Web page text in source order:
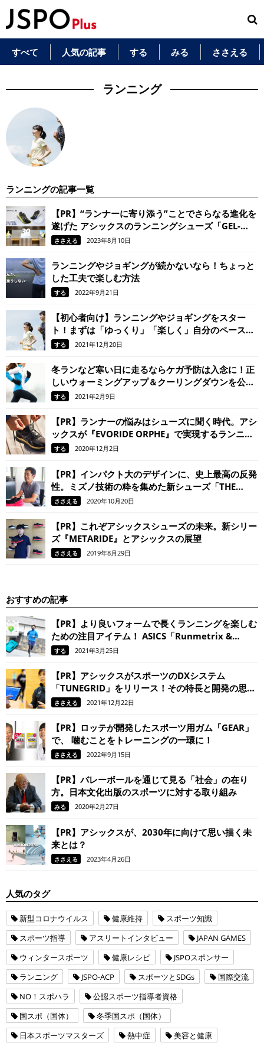
すべて 人気の記事 する みる ささえる
ランニング
ランニングの記事一覧
【PR】“ランナーに寄り添う”ことでさらなる進化を
遂げた アシックスのランニングシューズ「GEL-
KAYANO 30」。 履けばきっと、走るのがもっと楽
ささえる 2023年8月10日
ランニングやジョギングが続かないなら！ちょっと
した工夫で楽しむ方法
する 2022年9月21日
【初心者向け】ランニングやジョギングをスター
ト！まずは「ゆっくり」「楽しく」自分のペースで
始めてみよう
する 2021年12月20日
冬ランなど寒い日に走るならケガ予防は入念に！正
しいウォーミングアップ＆クーリングダウンを公認
スポーツ指導者が解説
する 2021年2月9日
【PR】ランナーの悩みはシューズに聞く時代。アシ
ックスが『EVORIDE ORPHE』で実現するランニン
グシューズの未来とは
する 2020年12月2日
【PR】インパクト大のデザインに、史上最高の反発
性。ミズノ技術の粋を集めた新シューズ「THE
MIZUNO ENERZY」
ささえる 2020年10月20日
【PR】これぞアシックスシューズの未来。新シリー
ズ『METARIDE』とアシックスの展望
ささえる 2019年8月29日
おすすめの記事
【PR】より良いフォームで長くランニングを楽しむ
ための注目アイテム！ ASICS「Runmetrix &
Motion Sensor」を皇居で実走インプレッション
する 2021年3月25日
【PR】アシックスがスポーツのDXシステム
「TUNEGRID」をリリース！その特長と開発の思い
はささえる 2021年12月22日
【PR】ロッテが開発したスポーツ用ガム「GEAR」
で、 噛むことをトレーニングの一環に！
ささえる 2022年9月15日
【PR】バレーボールを通じて見る「社会」の在り
方。日本文化出版のスポーツに対する取り組み
みる 2020年2月27日
【PR】アシックスが、2030年に向けて思い描く未
来とは？
ささえる 2023年4月26日
人気のタグ
新型コロナウイルス 健康維持
スポーツ知識
スポーツ指導
アスリートインタビュー
JAPAN GAMES
ウィンタースポーツ
健康レシピ
JSPOスポンサー
ランニング
JSPO-ACP スポーツとSDGs
国際交流
NO！スポハラ
公認スポーツ指導者資格
国スポ（国体）
冬季国スポ（国体）
日本スポーツマスターズ
熱中症 美容と健康